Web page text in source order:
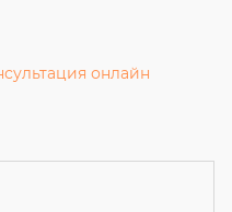
онлайн